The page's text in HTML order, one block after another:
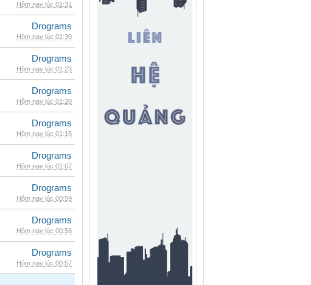
Hôm nay lúc 01:31
Drograms
Hôm nay lúc 01:30
Drograms
Hôm nay lúc 01:23
Drograms
Hôm nay lúc 01:20
Drograms
Hôm nay lúc 01:15
Drograms
Hôm nay lúc 01:07
Drograms
Hôm nay lúc 00:59
Drograms
Hôm nay lúc 00:58
Drograms
Hôm nay lúc 00:57